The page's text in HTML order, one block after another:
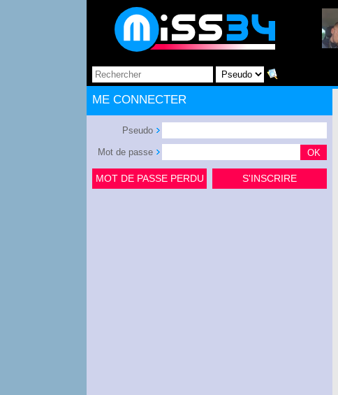
ME CONNECTER
Pseudo
Mot de passe
MOT DE PASSE PERDU S'INSCRIRE